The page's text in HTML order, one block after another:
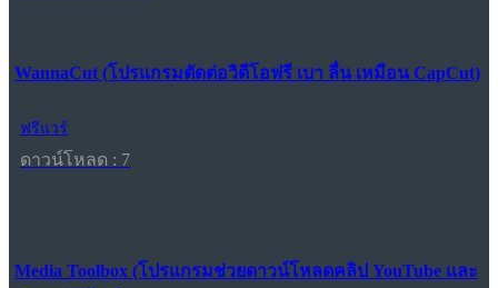
WannaCut (โปรแกรมตัดต่อวิดีโอฟรี เบา ลื่น เหมือน CapCut)
ฟรีแวร์
ดาวน์โหลด : 7
Media Toolbox (โปรแกรมช่วยดาวน์โหลดคลิป YouTube และ